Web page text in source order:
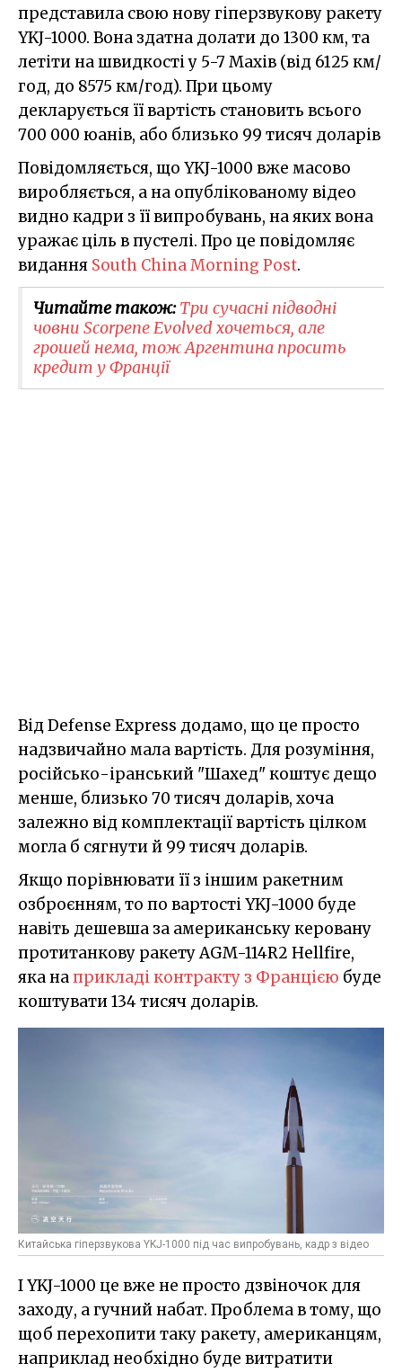
представила свою нову гіперзвукову ракету
YKJ-1000. Вона здатна долати до 1300 км, та
летіти на швидкості у 5-7 Махів (від 6125 км/
год, до 8575 км/год). При цьому
декларується її вартість становить всього
700 000 юанів, або близько 99 тисяч доларів
Повідомляється, що YKJ-1000 вже масово
виробляється, а на опублікованому відео
видно кадри з її випробувань, на яких вона
уражає ціль в пустелі. Про це повідомляє
видання South China Morning Post.
Читайте також:Три сучасні підводні
човни Scorpene Evolved хочеться, але
грошей нема, тож Аргентина просить
кредит у Франції
Від Defense Express додамо, що це просто
надзвичайно мала вартість. Для розуміння,
російсько-іранський "Шахед" коштує дещо
менше, близько 70 тисяч доларів, хоча
залежно від комплектації вартість цілком
могла б сягнути й 99 тисяч доларів.
Якщо порівнювати її з іншим ракетним
озброєнням, то по вартості YKJ-1000 буде
навіть дешевша за американську керовану
протитанкову ракету AGM-114R2 Hellfire,
яка наприкладі контракту з Францією буде
коштувати 134 тисяч доларів.
Китайська гіперзвукова YKJ-1000 під час випробувань, кадр з відео
І YKJ-1000 це вже не просто дзвіночок для
заходу, а гучний набат. Проблема в тому, що
щоб перехопити таку ракету, американцям,
наприклад необхідно буде витратити